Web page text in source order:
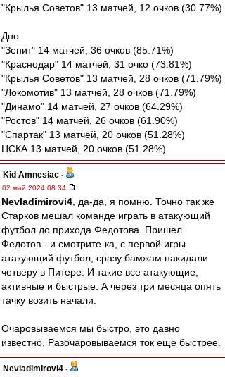
"Крылья Советов" 13 матчей, 12 очков (30.77%)
Дно:
"Зенит" 14 матчей, 36 очков (85.71%)
"Краснодар" 14 матчей, 31 очко (73.81%)
"Крылья Советов" 13 матчей, 28 очков (71.79%)
"Локомотив" 13 матчей, 28 очков (71.79%)
"Динамо" 14 матчей, 27 очков (64.29%)
"Ростов" 14 матчей, 26 очков (61.90%)
"Спартак" 13 матчей, 20 очков (51.28%)
ЦСКА 13 матчей, 20 очков (51.28%)
Kid Amnesiac -
02 май 2024 08:34
Nevladimirovi4 , да-да, я помню. Точно так же
Старков мешал команде играть в атакующий
футбол до прихода Федотова. Пришел
Федотов - и смотрите-ка, с первой игры
атакующий футбол, сразу бамжам накидали
четверу в Питере. И такие все атакующие,
активные и быстрые. А через три месяца опять
тачку возить начали.
Очаровываемся мы быстро, это давно
известно. Разочаровываемся ток еще быстрее.
Nevladimirovi4 -